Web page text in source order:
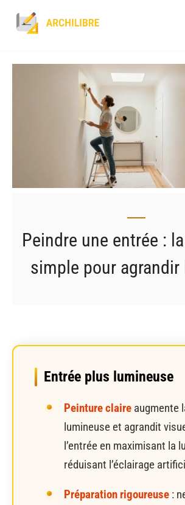
Peindre une entrée :
simple pour agrandir
Entrée plus lumineuse
Peinture claire augmente
lumineuse et agrandit
l’entrée en maximisant la
réduisant l’éclairage
Préparation rigoureuse :